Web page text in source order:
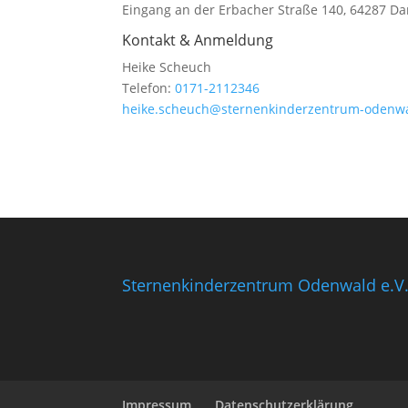
Eingang an der Erbacher Straße 140, 64287
Kontakt & Anmeldung
Heike Scheuch
Telefon:0171-2112346
heike.scheuch@sternenkinderzentrum-
Sternenkinderzentrum Odenwald e.V.
Impressum Datenschutzerklärung